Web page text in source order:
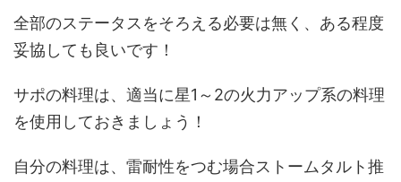
全部のステータスをそろえる必要は無く、ある程度
妥協しても良いです！
サポの料理は、適当に星1～2の火力アップ系の料理
を使用しておきましょう！
自分の料理は、雷耐性をつむ場合ストームタルト推